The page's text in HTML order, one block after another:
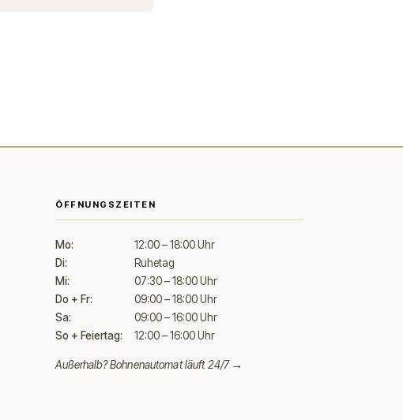
ÖFFNUNGSZEITEN
Mo:
12:00 – 18:00 Uhr
Di:
Ruhetag
Mi:
07:30 – 18:00 Uhr
Do + Fr:
09:00 – 18:00 Uhr
Sa:
09:00 – 16:00 Uhr
So + Feiertag:
12:00 – 16:00 Uhr
Außerhalb?Bohnenautomat läuft 24/7 →